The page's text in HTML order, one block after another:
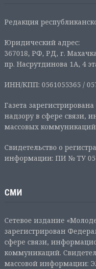
Редакция
Юридический адрес:
367018, РФ, РД, г.
пр. Насрутдинова 1А, 4
ИНН/КПП: 0561055365 /
Газета
надзору в сфере связи,
массовых коммуникаций
Свидетельство о
информации: ПИ № ТУ 05-
СМИ
Сетевое издание
зарегистрирован
сфере связи,
коммуникаций.
массовой информации: